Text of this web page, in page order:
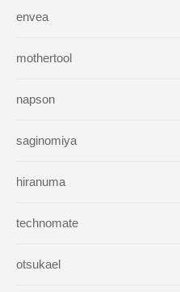
envea
mothertool
napson
saginomiya
hiranuma
technomate
otsukael